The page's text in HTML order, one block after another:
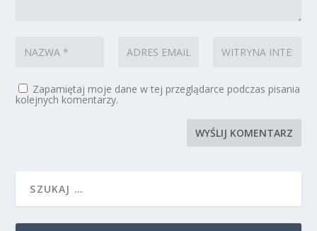
Zapamiętaj moje dane w tej przeglądarce podczas pisania
kolejnych komentarzy.